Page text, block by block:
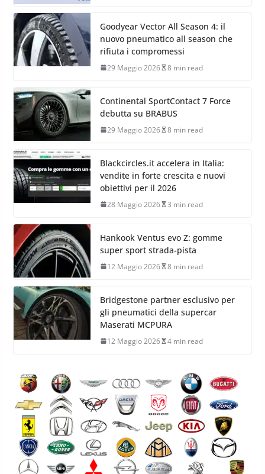
Goodyear Vector All Season 4: il
nuovo pneumatico all season che
rifiuta i compromessi
29 Maggio 2026 8 min read
Continental SportContact 7 Force
debutta su BRABUS
29 Maggio 2026 8 min read
Blackcircles.it accelera in Italia:
vendite in forte crescita e nuovi
obiettivi per il 2026
28 Maggio 2026 3 min read
Hankook Ventus evo Z: gomme
super sport strada-pista
12 Maggio 2026 8 min read
Bridgestone partner esclusivo per
gli pneumatici della supercar
Maserati MCPURA
12 Maggio 2026 4 min read